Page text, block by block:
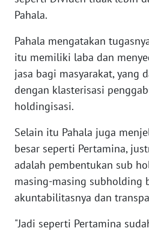
Pahala.
Pahala mengatakan
itu memiliki laba dan
jasa bagi masyarakat, yang
dengan klasterisasi
holdingisasi.
Selain itu Pahala juga
besar seperti Pertamina,
adalah pembentukan sub
masing-masing subholding
akuntabilitasnya dan
"Jadi seperti Pertamina
WN
WN
SULTENG
WN
WN
BABEL
WN